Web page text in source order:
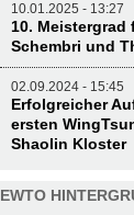
10.01.2025 - 13:27
10.
Schembri und
02.09.2024 - 15:45
Erfolgreicher
ersten
Shaolin Kloster
EWTO